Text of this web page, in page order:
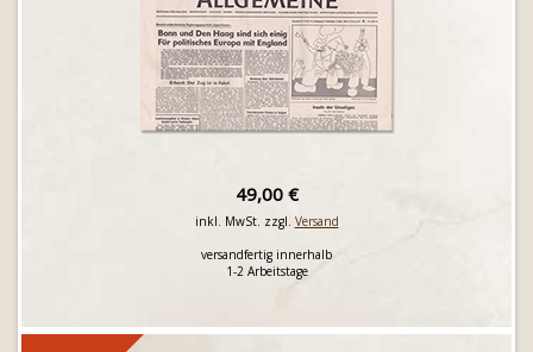
49,00 €
inkl. MwSt. zzgl. Versand
versandfertig innerhalb
1-2 Arbeitstage